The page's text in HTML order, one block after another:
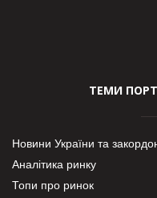
ТЕМИ
Новини України та
Аналітика ринку
Топи про ринок